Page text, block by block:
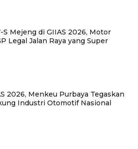
S Mejeng di GIIAS 2026, Motor
Legal Jalan Raya yang Super
2026, Menkeu Purbaya Tegaskan
Industri Otomotif Nasional